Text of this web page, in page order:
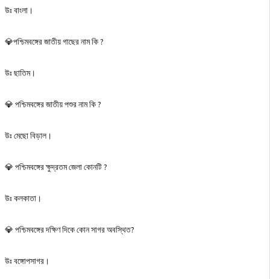
উঃ বাংলা।
💎পশ্চিমবঙ্গের জাতীয় গাছের নাম কি ?
উঃ ছাতিম।
💎 পশ্চিমবঙ্গের জাতীয় পশুর নাম কি ?
উঃ মেছো বিড়াল।
💎 পশ্চিমবঙ্গের ক্ষুদ্রতম জেলা কোনটি ?
উঃ কলকাতা।
💎 পশ্চিমবঙ্গের দক্ষিণ দিকে কোন সাগর অবস্থিত?
উঃ বঙ্গোপসাগর।